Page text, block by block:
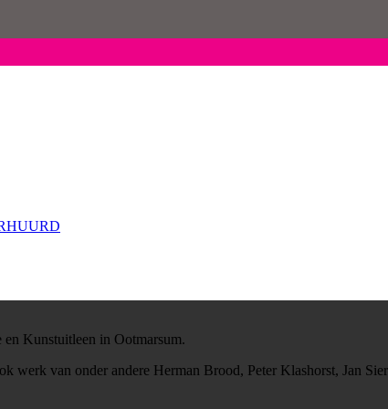
Kunstuitleen in Ootmarsum.
werk van onder andere Herman Brood, Peter Klashorst, Jan